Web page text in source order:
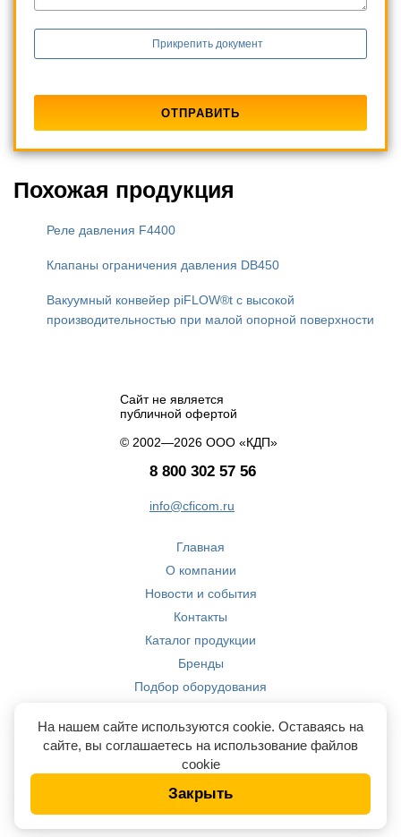
Прикрепить документ
Похожая продукция
Реле давления F4400
Клапаны ограничения давления DB450
Вакуумный конвейер piFLOW®t с высокой
производительностью при малой опорной поверхности
Сайт не является
публичной офертой
© 2002—2026 ООО «КДП»
8 800 302 57 56
info@cficom.ru
Главная
О компании
Новости и события
Контакты
Каталог продукции
Бренды
Подбор оборудования
Компетенции
На нашем сайте используются cookie. Оставаясь на
сайте, вы соглашаетесь на использование файлов
cookie
Закрыть